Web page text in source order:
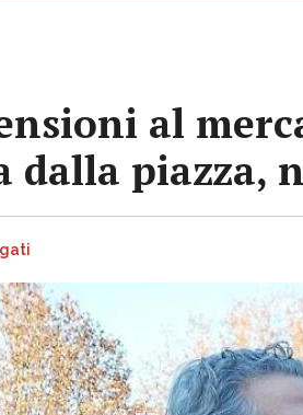
al
dalla piazza,